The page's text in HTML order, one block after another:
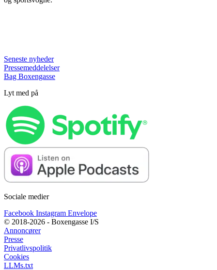
Seneste nyheder
Pressemeddelelser
Bag Boxengasse
Lyt med på
Sociale medier
Facebook Instagram Envelope
© 2018-2026 - Boxengasse I/S
Annoncører
Presse
Privatlivspolitik
Cookies
LLMs.txt